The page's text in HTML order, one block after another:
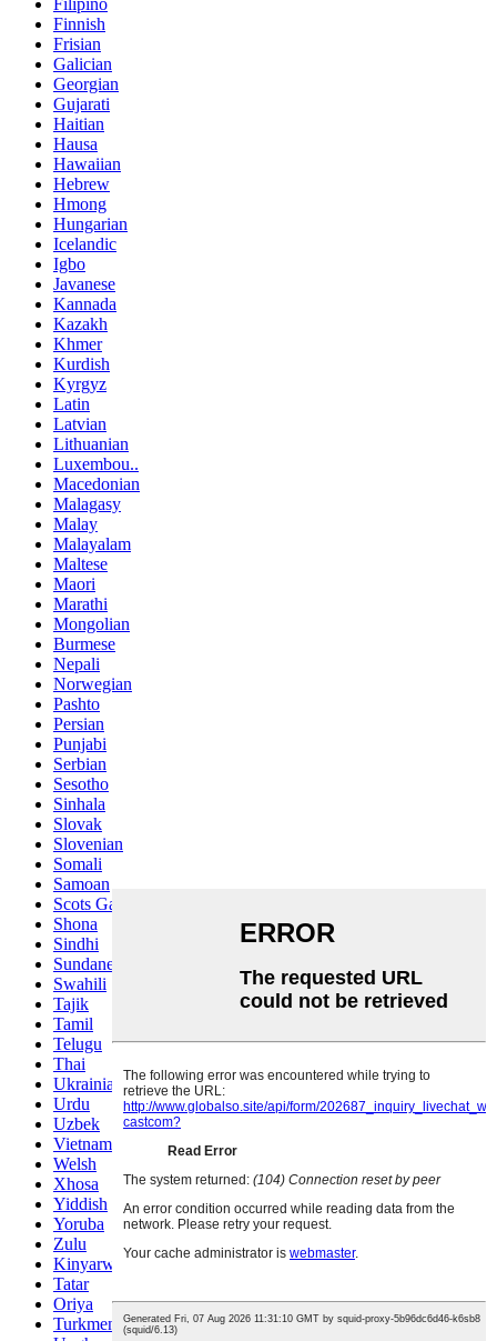
Filipino
Finnish
Frisian
Galician
Georgian
Gujarati
Haitian
Hausa
Hawaiian
Hebrew
Hmong
Hungarian
Icelandic
Igbo
Javanese
Kannada
Kazakh
Khmer
Kurdish
Kyrgyz
Latin
Latvian
Lithuanian
Luxembou..
Macedonian
Malagasy
Malay
Malayalam
Maltese
Maori
Marathi
Mongolian
Burmese
Nepali
Norwegian
Pashto
Persian
Punjabi
Serbian
Sesotho
Sinhala
Slovak
Slovenian
Somali
Samoan
Scots Gaelic
Shona
Sindhi
Sundanese
Swahili
Tajik
Tamil
Telugu
Thai
Ukrainian
Urdu
Uzbek
Vietnamese
Welsh
Xhosa
Yiddish
Yoruba
Zulu
Kinyarwanda
Tatar
Oriya
Turkmen